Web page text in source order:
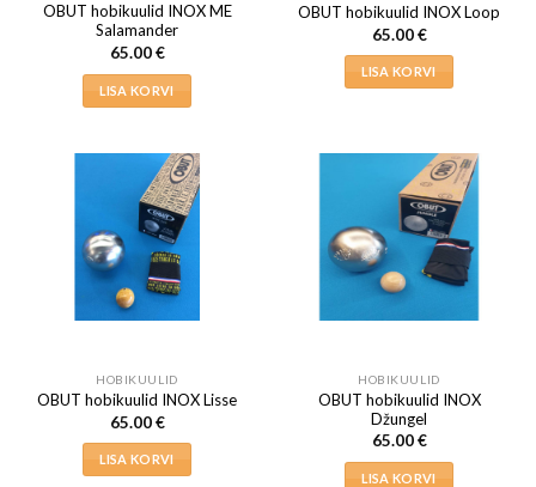
OBUT hobikuulid INOX ME
Salamander
65.00€
LISA KORVI
OBUT hobikuulid INOX Loop
65.00€
LISA KORVI
HOBIKUULID
OBUT hobikuulid INOX Lisse
65.00€
LISA KORVI
HOBIKUULID
OBUT hobikuulid INOX
Džungel
65.00€
LISA KORVI